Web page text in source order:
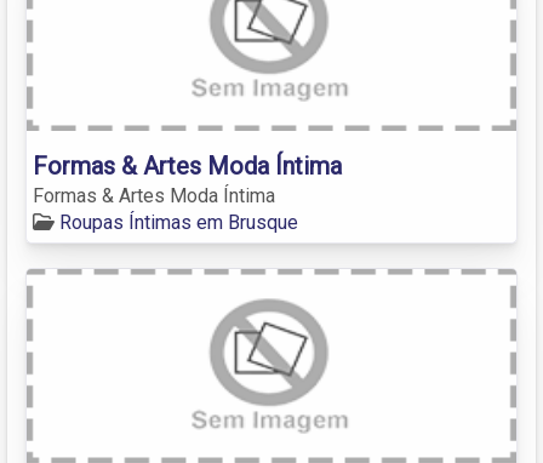
Formas & Artes Moda Íntima
Formas & Artes Moda Íntima
Roupas Íntimas em Brusque